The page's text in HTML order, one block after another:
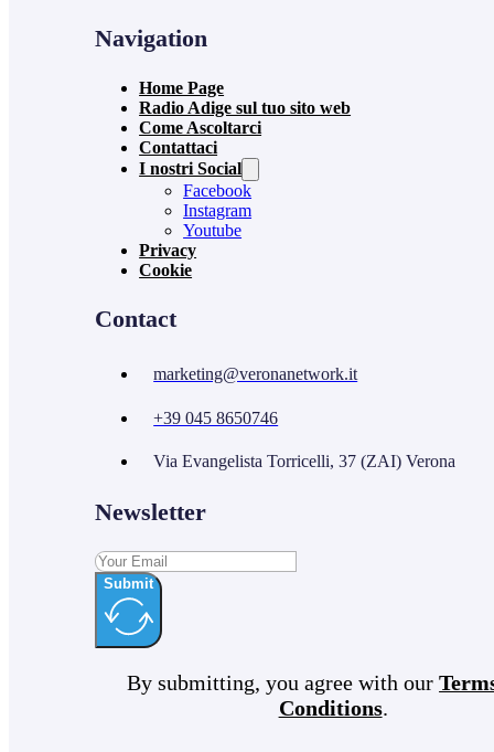
Navigation
Home Page
Radio Adige sul tuo sito web
Come Ascoltarci
Contattaci
I nostri Social
Facebook
Instagram
Youtube
Privacy
Cookie
Contact
marketing@veronanetwork.it
+39 045 8650746
Via Evangelista Torricelli, 37 (ZAI) Verona
Newsletter
Submit
By submitting, you agree with our
Conditions.